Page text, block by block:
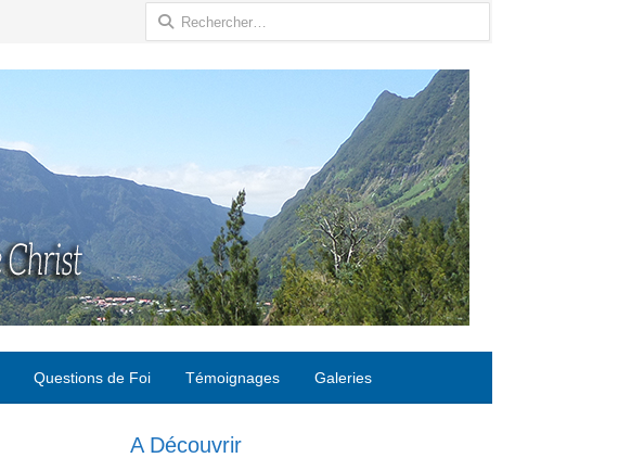
Rechercher :
Questions de Foi Témoignages Galeries
A Découvrir